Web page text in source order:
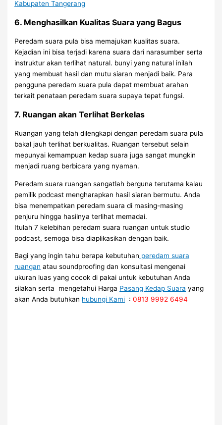
6. Menghasilkan Kualitas Suara yang Bagus
Peredam suara pula bisa memajukan kualitas suara.
Kejadian ini bisa terjadi karena suara dari narasumber serta
instruktur akan terlihat natural. bunyi yang natural inilah
yang membuat hasil dan mutu siaran menjadi baik. Para
pengguna peredam suara pula dapat membuat arahan
terkait penataan peredam suara supaya tepat fungsi.
7. Ruangan akan Terlihat Berkelas
Ruangan yang telah dilengkapi dengan peredam suara pula
bakal jauh terlihat berkualitas. Ruangan tersebut selain
mepunyai kemampuan kedap suara juga sangat mungkin
menjadi ruang berbicara yang nyaman.
Peredam suara ruangan sangatlah berguna terutama kalau
pemilik podcast mengharapkan hasil siaran bermutu. Anda
bisa menempatkan peredam suara di masing-masing
penjuru hingga hasilnya terlihat memadai.
Itulah 7 kelebihan peredam suara ruangan untuk studio
podcast, semoga bisa diaplikasikan dengan baik.
Bagi yang ingin tahu berapa kebutuhan peredam suara
ruangan atau soundproofing dan konsultasi mengenai
ukuran luas yang cocok di pakai untuk kebutuhan Anda
silakan serta mengetahui Harga Pasang Kedap Suara yang
akan Anda butuhkan hubungi Kami :0813 9992 6494